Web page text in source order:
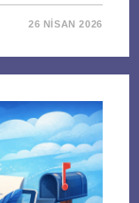
26 NISAN 2026